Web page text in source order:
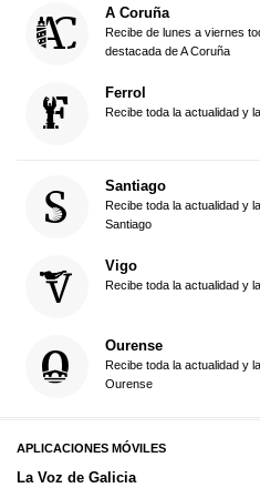
A Coruña
Recibe de lunes a viernes
destacada de A Coruña
Ferrol
Recibe toda la actualidad y
Santiago
Recibe toda la actualidad y
Santiago
Vigo
Recibe toda la actualidad y
Ourense
Recibe toda la actualidad y
Ourense
APLICACIONES MÓVILES
La Voz de Galicia